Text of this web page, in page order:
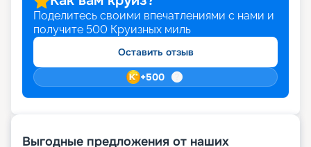
Поделитесь своими впечатлениями с нами и
получите 500 Круизных миль
Оставить отзыв
+500
Выгодные предложения от наших